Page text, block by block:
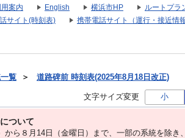
案内 English 横浜市HP ルートプラ
サイト(時刻表) 携帯電話サイト（運行・接近情報
覧 ＞ 道路碑前 時刻表(2025年8月18日改正)
文字サイズ変更 小
ついて
ら８⽉14⽇（金曜日）まで、⼀部の系統を除き